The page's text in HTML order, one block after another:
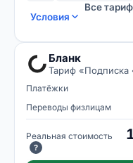
Условия
Все
Бланк
Тариф «Подписка
Платёжки
Переводы физлицам
Реальная стоимость
?